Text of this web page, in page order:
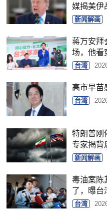
媒揭美伊
新闻解画
蒋万安拜
场，他看
台湾
高市早苗
台湾
特朗普刚
专家揭背
新闻解画
毒油案陈
了，曝台
台湾